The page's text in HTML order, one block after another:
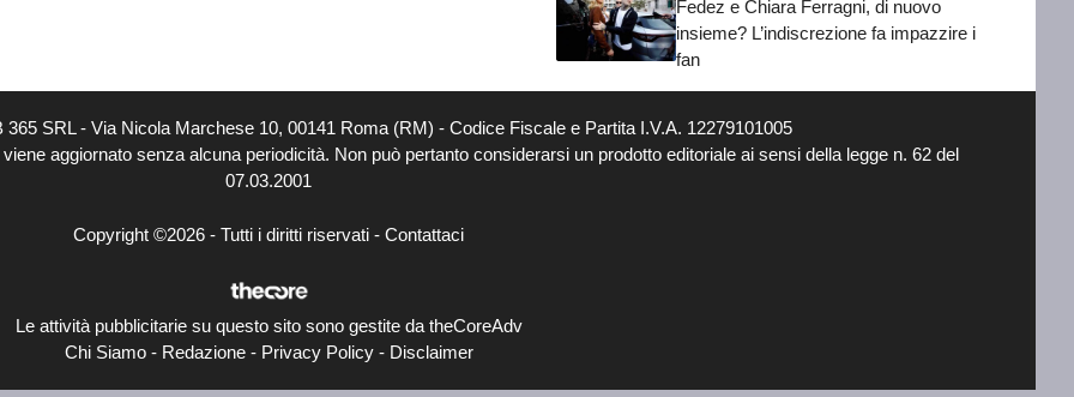
Fedez e Chiara Ferragni, di nuovo
insieme? L’indiscrezione fa impazzire i
fan
365 SRL - Via Nicola Marchese 10, 00141 Roma (RM) - Codice Fiscale e Partita I.V.A. 12279101005
aggiornato senza alcuna periodicità. Non può pertanto considerarsi un prodotto editoriale ai sensi della legge n. 62 del
07.03.2001
Copyright ©2026 - Tutti i diritti riservati - Contattaci
Le attività pubblicitarie su questo sito sono gestite da theCoreAdv
Chi Siamo- Redazione- Privacy Policy- Disclaimer